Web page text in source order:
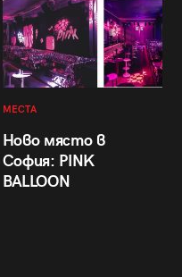
МЕСТА
Ново място в
София: PINK
BALLOON